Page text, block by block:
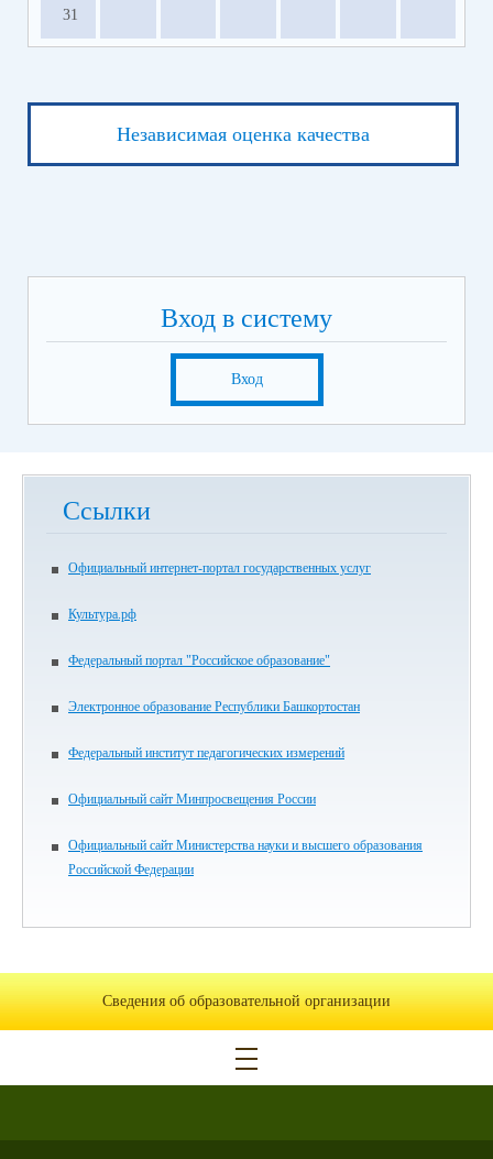
31
Независимая оценка качества
Вход в систему
Вход
Ссылки
Официальный интернет-портал государственных услуг
Культура.рф
Федеральный портал "Российское образование"
Электронное образование Республики Башкортостан
Федеральный институт педагогических измерений
Официальный сайт Минпросвещения России
Официальный сайт Министерства науки и высшего образования
Российской Федерации
Сведения об образовательной организации